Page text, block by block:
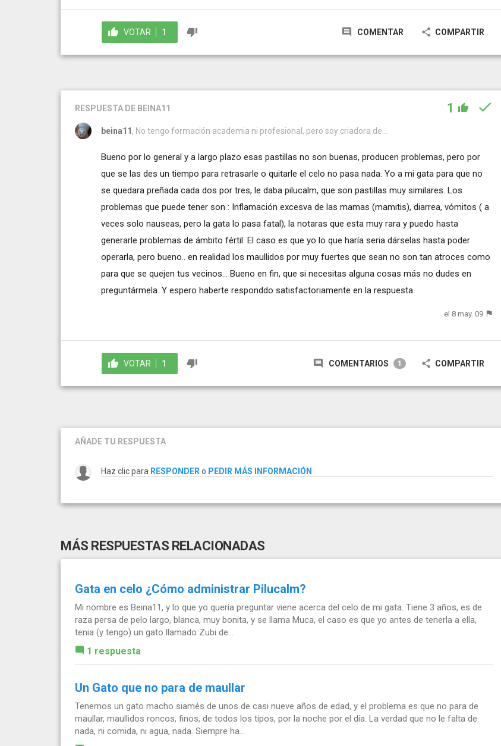
VOTAR 1 COMENTAR COMPARTIR
RESPUESTA DE BEINA11 1
beina11 , No tengo formación academia ni profesional, pero soy criadora de...
Bueno por lo general y a largo plazo esas pastillas no son buenas, producen problemas, pero por
que se las des un tiempo para retrasarle o quitarle el celo no pasa nada. Yo a mi gata para que no
se quedara preñada cada dos por tres, le daba pilucalm, que son pastillas muy similares. Los
problemas que puede tener son : Inflamación excesva de las mamas (mamitis), diarrea, vómitos ( a
veces solo nauseas, pero la gata lo pasa fatal), la notaras que esta muy rara y puedo hasta
generarle problemas de ámbito fértil. El caso es que yo lo que haría seria dárselas hasta poder
operarla, pero bueno.. en realidad los maullidos por muy fuertes que sean no son tan atroces como
para que se quejen tus vecinos... Bueno en fin, que si necesitas alguna cosas más no dudes en
preguntármela. Y espero haberte responddo satisfactoriamente en la respuesta.
el 8 may. 09
VOTAR 1 COMENTARIOS 1 COMPARTIR
AÑADE TU RESPUESTA
Haz clic para RESPONDERo PEDIR MÁS INFORMACIÓN
MÁS RESPUESTAS RELACIONADAS
Gata en celo ¿Cómo administrar Pilucalm?
Mi nombre es Beina11, y lo que yo quería preguntar viene acerca del celo de mi gata. Tiene 3 años, es de
raza persa de pelo largo, blanca, muy bonita, y se llama Muca, el caso es que yo antes de tenerla a ella,
tenia (y tengo) un gato llamado Zubi de...
1 respuesta
Un Gato que no para de maullar
Tenemos un gato macho siamés de unos de casi nueve años de edad, y el problema es que no para de
maullar, maullidos roncos, finos, de todos los tipos, por la noche por el día. La verdad que no le falta de
nada, ni comida, ni agua, nada. Siempre ha...